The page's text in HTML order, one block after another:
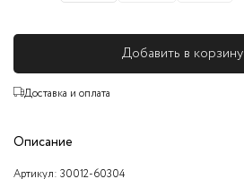
Добавить в корзину
Доставка и оплата
Описание
Артикул: 30012-60304